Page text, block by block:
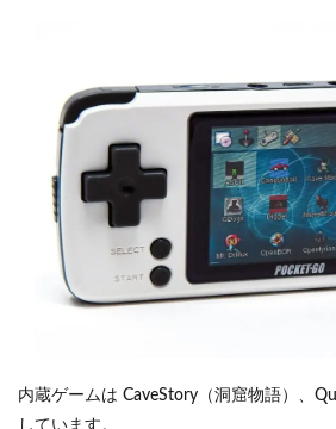
内蔵ゲームは CaveStory（洞窟物語）、
しています。